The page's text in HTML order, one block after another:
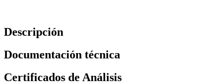
Descripción
Documentación técnica
Certificados de Análisis